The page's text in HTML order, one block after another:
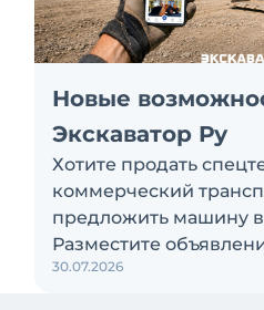
Новые
Экскаватор Ру
Хотите продать
коммерческий
предложить машину
Разместите
бесплатно
30.07.2026